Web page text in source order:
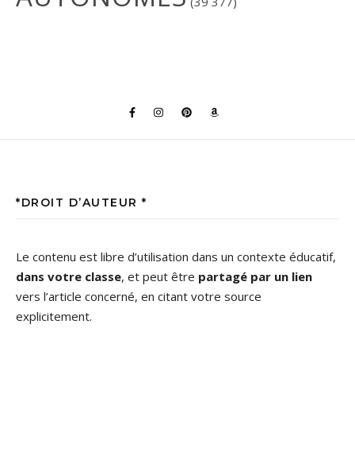
*DROIT D’AUTEUR *
Le contenu est libre d’utilisation dans un contexte éducatif,
dans votre classe, et peut être partagé par un lien
vers l’article concerné, en citant votre source
explicitement.